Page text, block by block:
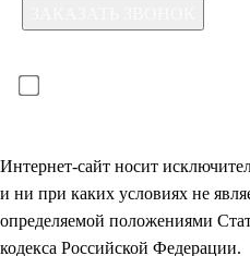
Интернет-сайт носит
и ни при каких условиях не
определяемой положениями
кодекса Российской Федерации.